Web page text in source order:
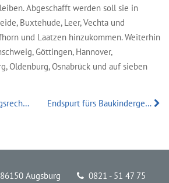
Abgeschafft werden soll sie in
Buxtehude, Leer, Vechta und
und Laatzen hinzukommen. Weiterhin
Göttingen, Hannover,
Oldenburg, Osnabrück und auf sieben
WEG: Sondernutzungsrecht am Garten
Endspurt fürs Baukindergeld: Jetzt beantragen
Augsburg 0821 - 51 47 75